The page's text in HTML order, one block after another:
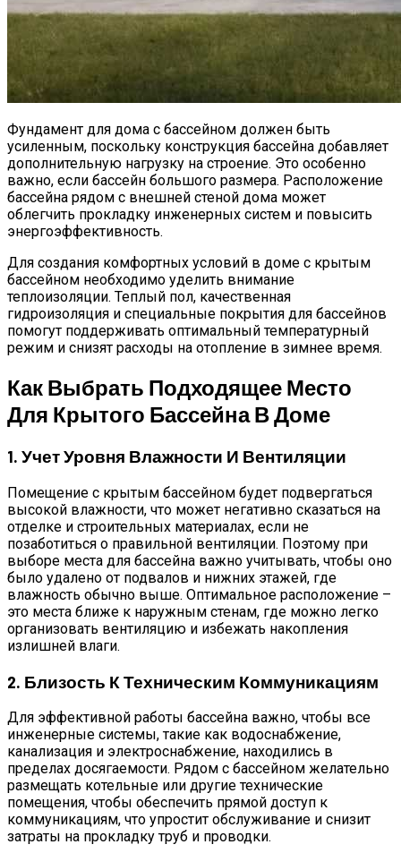
Фундамент для дома с бассейном должен быть
усиленным, поскольку конструкция бассейна добавляет
дополнительную нагрузку на строение. Это особенно
важно, если бассейн большого размера. Расположение
бассейна рядом с внешней стеной дома может
облегчить прокладку инженерных систем и повысить
энергоэффективность.
Для создания комфортных условий в доме с крытым
бассейном необходимо уделить внимание
теплоизоляции. Теплый пол, качественная
гидроизоляция и специальные покрытия для бассейнов
помогут поддерживать оптимальный температурный
режим и снизят расходы на отопление в зимнее время.
Как Выбрать Подходящее Место
Для Крытого Бассейна В Доме
1. Учет Уровня Влажности И Вентиляции
Помещение с крытым бассейном будет подвергаться
высокой влажности, что может негативно сказаться на
отделке и строительных материалах, если не
позаботиться о правильной вентиляции. Поэтому при
выборе места для бассейна важно учитывать, чтобы оно
было удалено от подвалов и нижних этажей, где
влажность обычно выше. Оптимальное расположение –
это места ближе к наружным стенам, где можно легко
организовать вентиляцию и избежать накопления
излишней влаги.
2. Близость К Техническим Коммуникациям
Для эффективной работы бассейна важно, чтобы все
инженерные системы, такие как водоснабжение,
канализация и электроснабжение, находились в
пределах досягаемости. Рядом с бассейном желательно
размещать котельные или другие технические
помещения, чтобы обеспечить прямой доступ к
коммуникациям, что упростит обслуживание и снизит
затраты на прокладку труб и проводки.